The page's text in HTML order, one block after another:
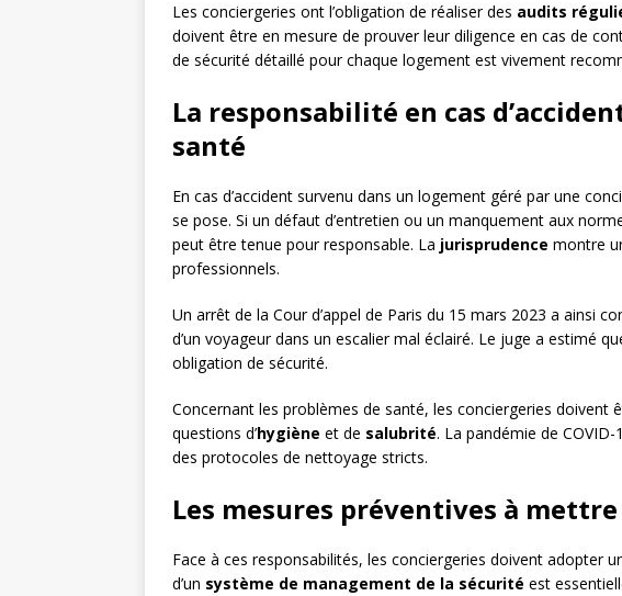
Les conciergeries ont l’obligation de réaliser des audits
doivent être en mesure de prouver leur diligence en cas de
de sécurité détaillé pour chaque logement est vivement
La responsabilité en cas
santé
En cas d’accident survenu dans un logement géré par une
se pose. Si un défaut d’entretien ou un manquement aux
peut être tenue pour responsable. La jurisprudence montre
professionnels.
Un arrêt de la Cour d’appel de Paris du 15 mars 2023 a ainsi
d’un voyageur dans un escalier mal éclairé. Le juge a estimé
obligation de sécurité.
Concernant les problèmes de santé, les conciergeries doivent
questions d’hygiène et de salubrité. La pandémie de
des protocoles de nettoyage stricts.
Les mesures préventives à
Face à ces responsabilités, les conciergeries doivent adopter
d’un système de management de la sécurité est